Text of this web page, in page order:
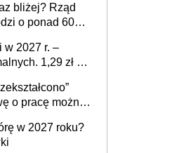
bliżej? Rząd
o ponad 60
w 2027 r. –
1,29 zł za
z
gospodarczej
o pracę można
w 2027 roku?